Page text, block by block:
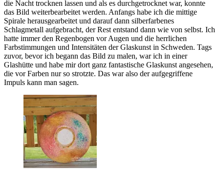
die Nacht trocknen lassen und als es durchgetrocknet war, konnte
das Bild weiterbearbeitet werden. Anfangs habe ich die mittige
Spirale herausgearbeitet und darauf dann silberfarbenes
Schlagmetall aufgebracht, der Rest entstand dann wie von selbst. Ich
hatte immer den Regenbogen vor Augen und die herrlichen
Farbstimmungen und Intensitäten der Glaskunst in Schweden. Tags
zuvor, bevor ich begann das Bild zu malen, war ich in einer
Glashütte und habe mir dort ganz fantastische Glaskunst angesehen,
die vor Farben nur so strotzte. Das war also der aufgegriffene
Impuls kann man sagen.